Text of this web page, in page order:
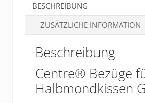
165
40
cm)
Menge
BESCHREIBUNG
ZUSÄTZLICHE INFORMATION
Beschreibung
Centre® Bezüge
Halbmondkissen